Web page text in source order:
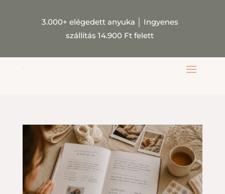
3.000+ elégedett anyuka
Ingyenes
szállítás 14.900 Ft felett